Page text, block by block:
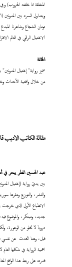
المنفلقة مما خلفته الحروب) وفي عام 2040 يكون الاهتمام الكبير على
ويتداول السرد بين
تومان الشجاع وشاعرنا
الاغتيال الرقمي في العالم
الخاتمة
تتميز رواية" إغتيال
من خلال واقعية الأحداث
مقالة الكاتب
عبدالحسين المطر يبحر في
بين يديّ رواية (إغتيال
والنشر، والتوزيع ومقرها
الانطباع الأول الذي خرجت
جديد، ومبتكر، والموضوع فيه
دروباَ لا تخلو من الوعورة،
قبل، وهنا اتحدث عن
اهمية الرواية في شكلها
قدرته على ربط هذا الواقع